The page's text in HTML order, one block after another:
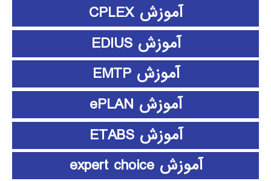
آموزش CPLEX
آموزش EDIUS
آموزش EMTP
آموزش ePLAN
آموزش ETABS
آموزش expert choice